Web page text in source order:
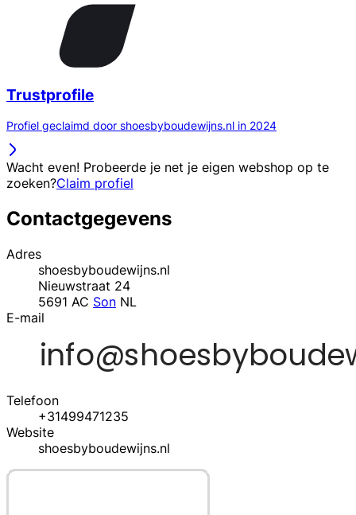
Trustprofile
Profiel geclaimd door shoesbyboudewijns.nl in 2024
Wacht even! Probeerde je net je eigen webshop op te
zoeken?Claim profiel
Contactgegevens
Adres
shoesbyboudewijns.nl
Nieuwstraat 24
5691 AC Son NL
E-mail
Telefoon
+31499471235
Website
shoesbyboudewijns.nl